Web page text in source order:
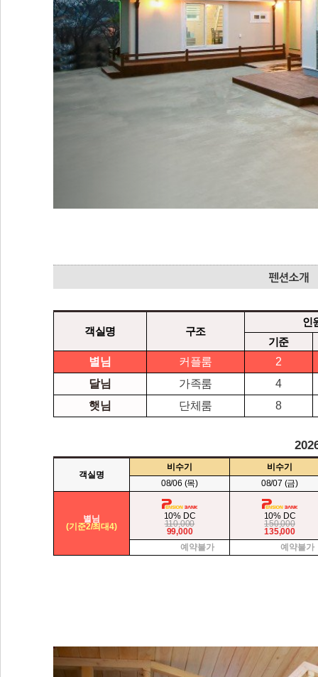
객실명 구조
인
기준
별님
커플룸
2
달님
가족룸
4
햇님
단체룸 8